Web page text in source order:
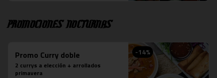
Promociones nocturnas
-14%
Promo Curry doble
2 currys a elección + arrollados
primavera